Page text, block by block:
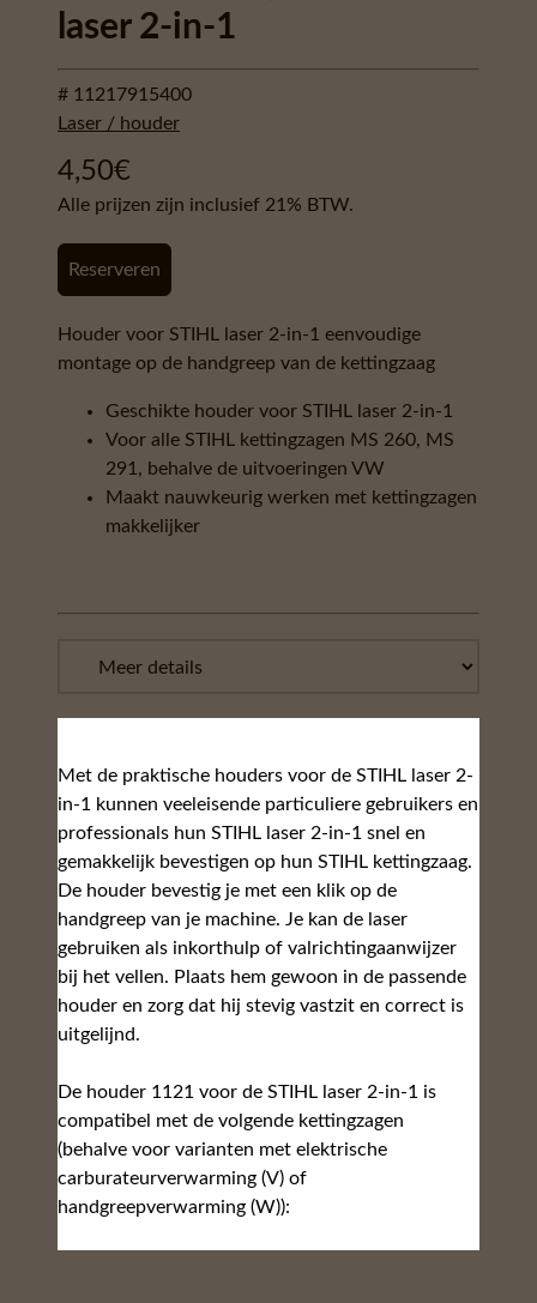
laser 2-in-1
# 11217915400
Laser / houder
4,50€
Alle prijzen zijn inclusief 21% BTW.
Reserveren
Houder voor STIHL laser 2-in-1 eenvoudige
montage op de handgreep van de kettingzaag
Geschikte houder voor STIHL laser 2-in-1
Voor alle STIHL kettingzagen MS 260, MS
291, behalve de uitvoeringen VW
Maakt nauwkeurig werken met kettingzagen
makkelijker
Met de praktische houders voor de STIHL laser 2-
in-1 kunnen veeleisende particuliere gebruikers en
professionals hun STIHL laser 2-in-1 snel en
gemakkelijk bevestigen op hun STIHL kettingzaag.
De houder bevestig je met een klik op de
handgreep van je machine. Je kan de laser
gebruiken als inkorthulp of valrichtingaanwijzer
bij het vellen. Plaats hem gewoon in de passende
houder en zorg dat hij stevig vastzit en correct is
uitgelijnd.
De houder 1121 voor de STIHL laser 2-in-1 is
compatibel met de volgende kettingzagen
(behalve voor varianten met elektrische
carburateurverwarming (V) of
handgreepverwarming (W)):